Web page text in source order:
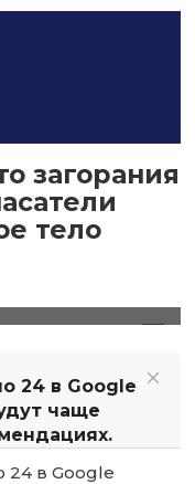
загорания
тело
24 в Google
чаще
24 в Google